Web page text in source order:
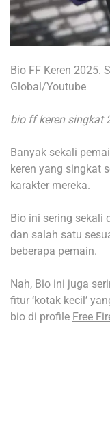
Bio FF Keren 2025.
Global/Youtube
bio ff keren singkat
Banyak sekali
keren yang singkat
karakter mereka.
Bio ini sering sekali
dan salah satu
beberapa pemain.
Nah, Bio ini juga
fitur ‘kotak kecil’
bio di profile Free